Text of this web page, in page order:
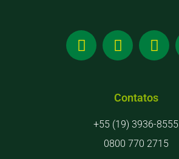
Contatos
+55 (19) 3936-8555
0800 770 2715